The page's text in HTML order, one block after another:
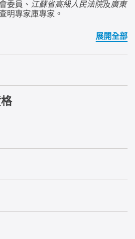
委員、 江蘇省高級人民法院及廣東
明專家庫專家。
展開全部